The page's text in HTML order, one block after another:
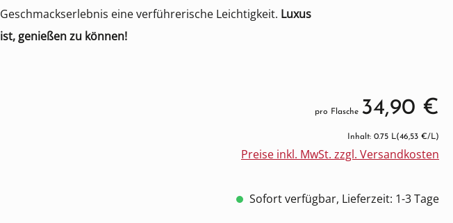
Geschmackserlebnis eine verführerische Leichtigkeit. Luxus
ist, genießen zu können!
pro Flasche 34,90 €
Inhalt: 0.75 L(46,53 €/L)
Preise inkl. MwSt. zzgl. Versandkosten
Sofort verfügbar, Lieferzeit: 1-3 Tage